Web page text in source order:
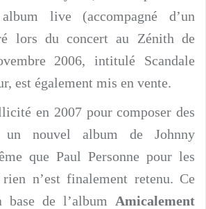
live (accompagné d’un
lors du concert au Zénith de
2006, intitulé Scandale
est également mis en vente.
en 2007 pour composer des
un nouvel album de Johnny
que Paul Personne pour les
n’est finalement retenu. Ce
base de l’album Amicalement